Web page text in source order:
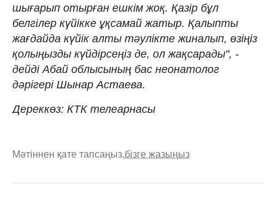
шығарып отырған ешкім жоқ. Қазір бұл
белгілер күйікке ұқсамай жатыр. Қалыпты
жағдайда күйік алты тәулікте жиналып, өзіңіз
қолыңызды күйдірсеңіз де, ол жақсарады", -
дейді Абай облысының бас неонатолог
дәрігері Шынар Астаева.
Дереккөз: КТК телеарнасы
Мәтіннен қате тапсаңыз,бізге жазыңыз